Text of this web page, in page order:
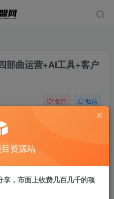
部曲运营+AI工具+客户
关注 私信
资源站
，市面上收费几百几千的项